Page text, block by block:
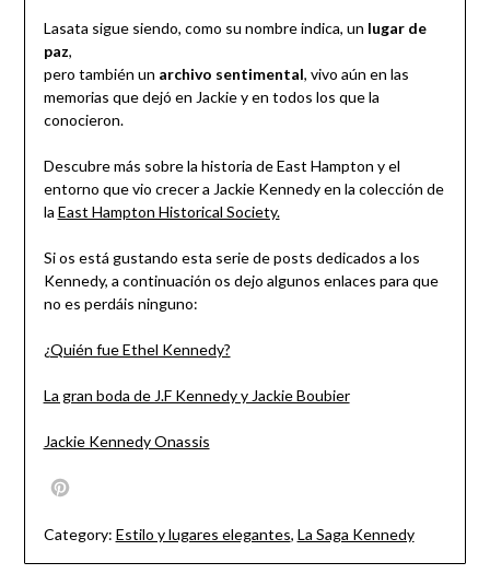
Lasata sigue siendo, como su nombre indica, un lugar de
paz,
pero también un archivo sentimental, vivo aún en las
memorias que dejó en Jackie y en todos los que la
conocieron.
Descubre más sobre la historia de East Hampton y el
entorno que vio crecer a Jackie Kennedy en la colección de
la East Hampton Historical Society.
Si os está gustando esta serie de posts dedicados a los
Kennedy, a continuación os dejo algunos enlaces para que
no es perdáis ninguno:
¿Quién fue Ethel Kennedy?
La gran boda de J.F Kennedy y Jackie Boubier
Jackie Kennedy Onassis
Category: Estilo y lugares elegantes, La Saga Kennedy